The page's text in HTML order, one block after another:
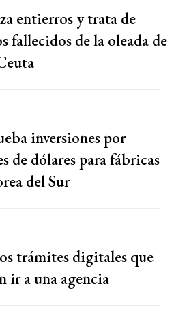
entierros y trata de
fallecidos de la oleada de
inversiones por
de dólares para fábricas
del Sur
trámites digitales que
ir a una agencia